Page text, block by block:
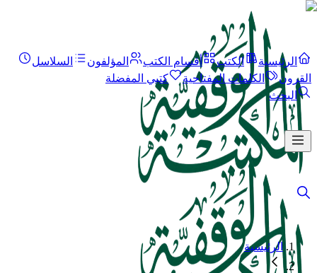
الرئيسية الكتب أقسام الكتب المؤلفون
السلاسل
القرون
الكلمات المفتاحية
كتبي المفضلة
البحث
الرئيسية